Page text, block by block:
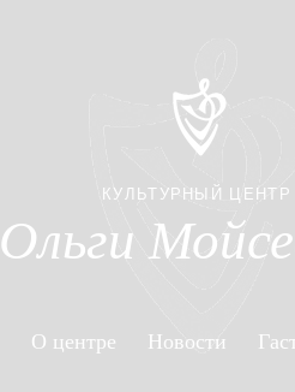
КУЛЬТУРНЫЙ ЦЕНТР
Ольги
О центре Новости